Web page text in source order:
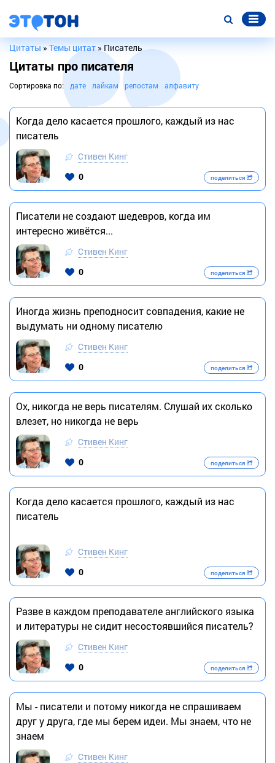
Цитаты » Темы цитат» Писатель
Цитаты про писателя
Сортировка по: дате лайкам репостам алфавиту
Когда дело касается прошлого, каждый из нас
писатель
Стивен Кинг
0
поделиться
Писатели не создают шедевров, когда им
интересно живётся...
Стивен Кинг
0
поделиться
Иногда жизнь преподносит совпадения, какие не
выдумать ни одному писателю
Стивен Кинг
0
поделиться
Ох, никогда не верь писателям. Слушай их сколько
влезет, но никогда не верь
Стивен Кинг
0
поделиться
Когда дело касается прошлого, каждый из нас
писатель
Стивен Кинг
0
поделиться
Разве в каждом преподавателе английского языка
и литературы не сидит несостоявшийся писатель?
Стивен Кинг
0
поделиться
Мы - писатели и потому никогда не спрашиваем
друг у друга, где мы берем идеи. Мы знаем, что не
знаем
Стивен Кинг